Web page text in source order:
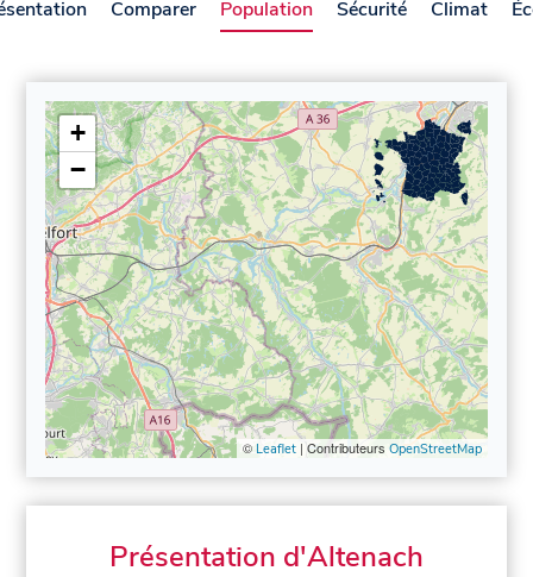
Comparer Population Sécurité Climat
+
−
© Leaflet| Contributeurs OpenStreetMap
Présentation d'Altenach